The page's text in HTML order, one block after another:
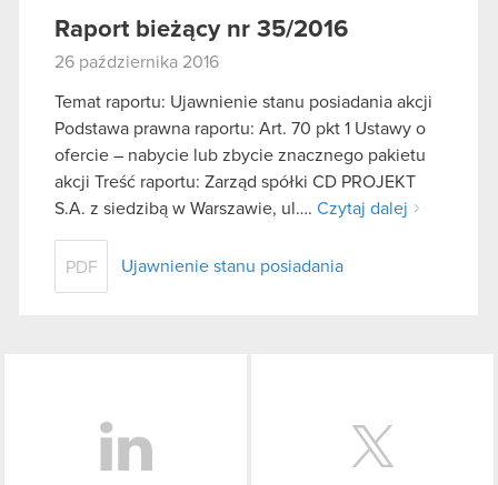
Raport bieżący nr 35/2016
26 października 2016
Temat raportu: Ujawnienie stanu posiadania akcji
Podstawa prawna raportu: Art. 70 pkt 1 Ustawy o
ofercie – nabycie lub zbycie znacznego pakietu
akcji Treść raportu: Zarząd spółki CD PROJEKT
S.A. z siedzibą w Warszawie, ul…. Czytaj dalej
PDF Ujawnienie stanu posiadania